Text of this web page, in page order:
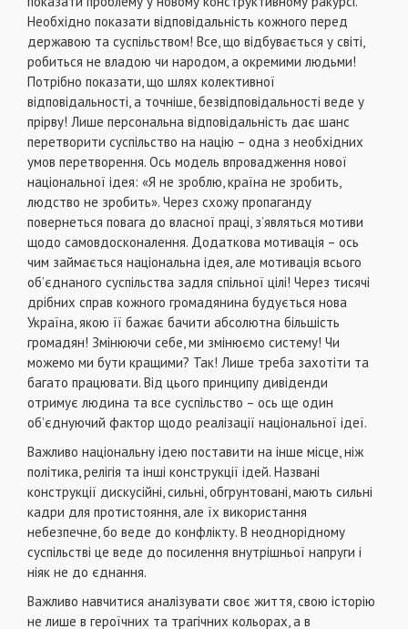
Необхiдно показати вiдповiдальнiсть кожного перед
державою та суспiльством! Все, що вiдбувається у свiтi,
робиться не владою чи народом, а окремими людьми!
Потрiбно показати, що шлях колективної
вiдповiдальностi, а точнiше, безвiдповiдальностi веде у
прiрву! Лише персональна вiдповiдальнiсть дає шанс
перетворити суспiльство на нацiю – одна з необхiдних
умов перетворення. Ось модель впровадження нової
нацiональної iдея: «Я не зроблю, країна не зробить,
людство не зробить». Через схожу пропаганду
повернеться повага до власної працi, з’являться мотиви
щодо самовдосконалення. Додаткова мотивацiя – ось
чим займається нацiональна iдея, але мотивацiя всього
об’єднаного суспiльства задля спiльної цiлi! Через тисячi
дрiбних справ кожного громадянина будується нова
Україна, якою її бажає бачити абсолютна бiльшiсть
громадян! Змiнюючи себе, ми змiнюємо систему! Чи
можемо ми бути кращими? Так! Лише треба захотiти та
багато працювати. Вiд цього принципу дивiденди
отримує людина та все суспiльство – ось ще один
об’єднуючий фактор щодо реалiзацiї нацiональної iдеї.
Важливо нацiональну iдею поставити на iнше мiсце, нiж
полiтика, релiгiя та iншi конструкцiї iдей. Названi
конструкцiї дискусiйнi, сильнi, обгрунтованi, мають сильнi
кадри для протистояння, але їх використання
небезпечне, бо веде до конфлiкту. В неоднорiдному
суспiльствi це веде до посилення внутрiшньої напруги i
нiяк не до єднання.
Важливо навчитися аналiзувати своє життя, свою iсторiю
не лише в героїчних та трагiчних кольорах, а в